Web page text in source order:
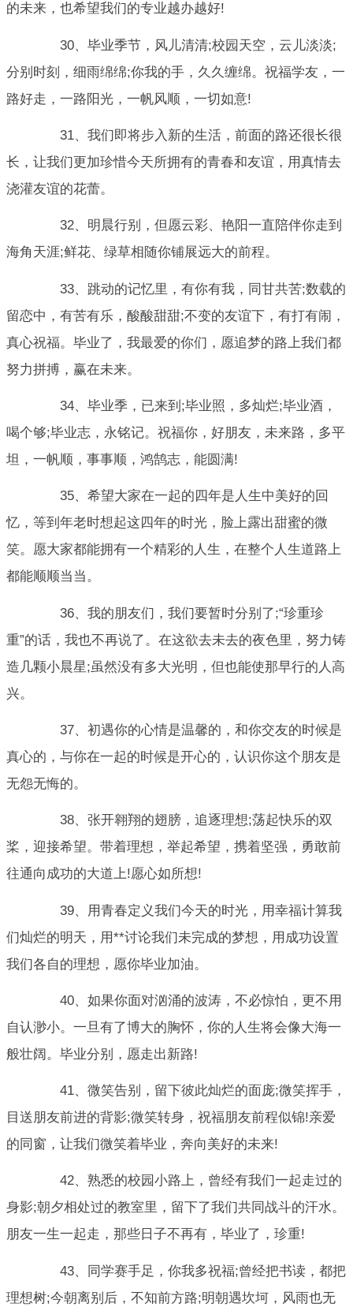
的未来，也希望我们的专业越办越好!
30、毕业季节，风儿清清;校园天空，云儿淡淡;
分别时刻，细雨绵绵;你我的手，久久缠绵。祝福学友，一
路好走，一路阳光，一帆风顺，一切如意!
31、我们即将步入新的生活，前面的路还很长很
长，让我们更加珍惜今天所拥有的青春和友谊，用真情去
浇灌友谊的花蕾。
32、明晨行别，但愿云彩、艳阳一直陪伴你走到
海角天涯;鲜花、绿草相随你铺展远大的前程。
33、跳动的记忆里，有你有我，同甘共苦;数载的
留恋中，有苦有乐，酸酸甜甜;不变的友谊下，有打有闹，
真心祝福。毕业了，我最爱的你们，愿追梦的路上我们都
努力拼搏，赢在未来。
34、毕业季，已来到;毕业照，多灿烂;毕业酒，
喝个够;毕业志，永铭记。祝福你，好朋友，未来路，多平
坦，一帆顺，事事顺，鸿鹄志，能圆满!
35、希望大家在一起的四年是人生中美好的回
忆，等到年老时想起这四年的时光，脸上露出甜蜜的微
笑。愿大家都能拥有一个精彩的人生，在整个人生道路上
都能顺顺当当。
36、我的朋友们，我们要暂时分别了;“珍重珍
重”的话，我也不再说了。在这欲去未去的夜色里，努力铸
造几颗小晨星;虽然没有多大光明，但也能使那早行的人高
兴。
37、初遇你的心情是温馨的，和你交友的时候是
真心的，与你在一起的时候是开心的，认识你这个朋友是
无怨无悔的。
38、张开翱翔的翅膀，追逐理想;荡起快乐的双
桨，迎接希望。带着理想，举起希望，携着坚强，勇敢前
往通向成功的大道上!愿心如所想!
39、用青春定义我们今天的时光，用幸福计算我
们灿烂的明天，用**讨论我们未完成的梦想，用成功设置
我们各自的理想，愿你毕业加油。
40、如果你面对汹涌的波涛，不必惊怕，更不用
自认渺小。一旦有了博大的胸怀，你的人生将会像大海一
般壮阔。毕业分别，愿走出新路!
41、微笑告别，留下彼此灿烂的面庞;微笑挥手，
目送朋友前进的背影;微笑转身，祝福朋友前程似锦!亲爱
的同窗，让我们微笑着毕业，奔向美好的未来!
42、熟悉的校园小路上，曾经有我们一起走过的
身影;朝夕相处过的教室里，留下了我们共同战斗的汗水。
朋友一生一起走，那些日子不再有，毕业了，珍重!
43、同学赛手足，你我多祝福;曾经把书读，都把
理想树;今朝离别后，不知前方路;明朝遇坎坷，风雨也无